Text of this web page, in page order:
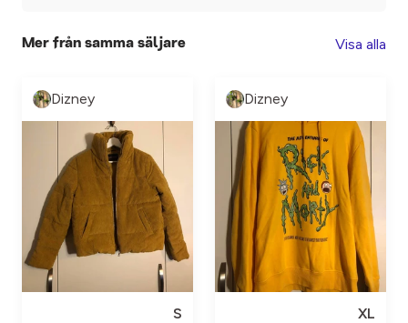
Mer från samma säljare Visa alla
Dizney
S
Dizney
XL